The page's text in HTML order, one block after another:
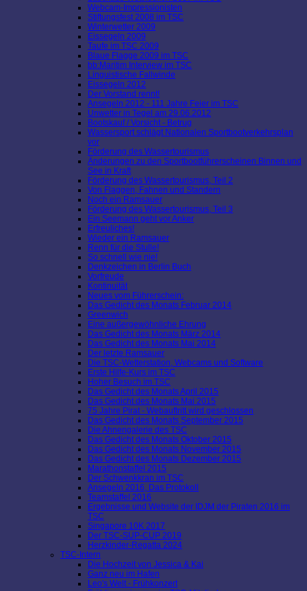
Webcam-Impressionisten
Stiftungsfest 2008 im TSC
Winterwetter 2009
Eissegeln 2009
Taufe im TSC 2009
Blaue Flagge 2009 im TSC
bb:Maritim Interview im TSC
Linguistische Fallwinde
Eissegeln 2012
Der Vorstand rennt!
Ansegeln 2012 - 111 Jahre Feier im TSC
Unwetter in Tegel am 29.06.2012
Bootskauf / Vorsicht - Betrug
Wassersport schlägt Nationalen Sportbootverkehrsplan
vor
Förderung des Wassertourismus
Änderungen zu den Sportbootführerscheinen Binnen und
See in Kraft
Förderung des Wassertourismus, Teil 2
Von Flaggen, Fahnen und Standern
Noch ein Ramsauer
Förderung des Wassertourismus, Teil 3
Ein Seemann geht vor Anker
Erfreuliches!
Wieder ein Ramsauer
Renn für die Stulle!
So schnell wie nie!
Denkzeichen in Berlin Buch
Vorfreude
Kontinuität
Neues vom Führerschein:
Das Gedicht des Monats Februar 2014
Greenwich
Eine außergewöhnliche Ehrung
Das Gedicht des Monats März 2014
Das Gedicht des Monats Mai 2014
Der letzte Ramsauer
Die TSC-Wetterstation, Webcams und Software
Erste Hilfe-Kurs im TSC
Hoher Besuch im TSC
Das Gedicht des Monats April 2015
Das Gedicht des Monats Mai 2015
75 Jahre Pirat - Webauftritt wird geschlossen
Das Gedicht des Monats September 2015
Die Ahnengalerie des TSC
Das Gedicht des Monats Oktober 2015
Das Gedicht des Monats November 2015
Das Gedicht des Monats Dezember 2015
Marathonstaffel 2015
Der Schwenkkran im TSC
Ansegeln 2016, Das Protokoll
Teamstaffel 2016
Ergebnisse und Website der IDJM der Piraten 2016 im
TSC
Singapore 10K 2017
Der TSC-SUP-CUP 2019
Herzkinder-Regatta 2024
TSC-Intern
Die Hochzeit von Jessica & Kai
Ganz neu im Hafen
Leo's Welt - Frühkonzert